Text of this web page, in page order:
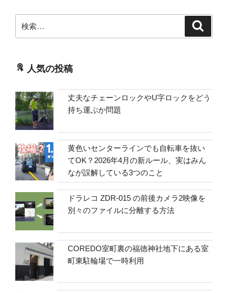
索:
人気の投稿
丈夫なチェーンロックやU字ロックをどう
持ち運ぶか問題
黄色いセンターラインでも自転車を抜い
てOK？2026年4月の新ルール、実はみん
なが誤解している3つのこと
ドラレコ ZDR-015 の前後カメラ2映像を
別々のファイルに分離する方法
COREDO室町裏の福徳神社地下にある室
町東駐輪場で一時利用